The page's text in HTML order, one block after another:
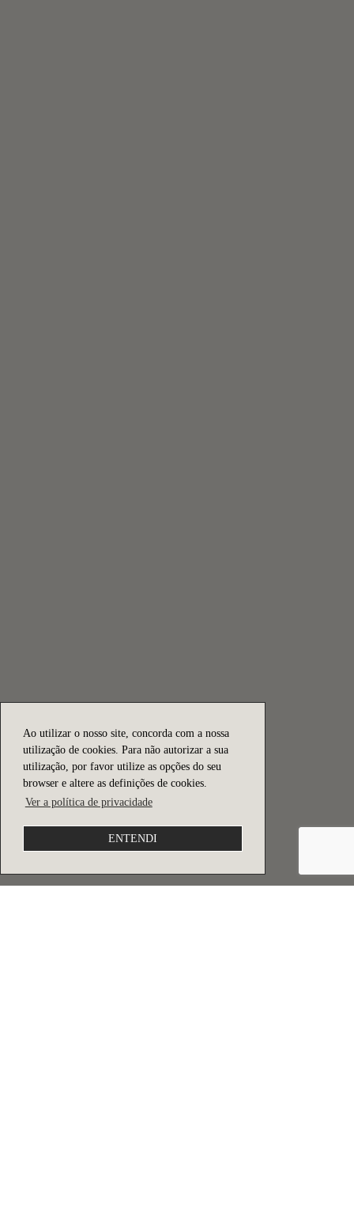
Ao utilizar o nosso site, concorda com a nossa
utilização de cookies. Para não autorizar a sua
utilização, por favor utilize as opções do seu
browser e altere as definições de cookies.
Ver a política de privacidade
ENTENDI